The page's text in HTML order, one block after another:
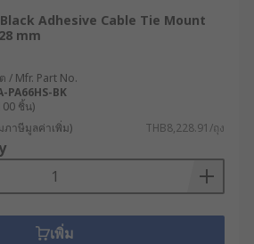
Adhesive Cable Tie Mount
mm
/ Mfr. Part No.
PA66HS-BK
ชิ้น)
ภาษีมูลค่าเพิ่ม) THB8,228.91/ถุง
เพิ่ม